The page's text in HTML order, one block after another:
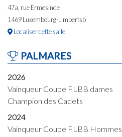
47a, rue Ermesinde
1469 Luxembourg-Limpertsb
Localiser cette salle
PALMARES
2026
Vainqueur Coupe FLBB dames
Champion des Cadets
2024
Vainqueur Coupe FLBB Hommes